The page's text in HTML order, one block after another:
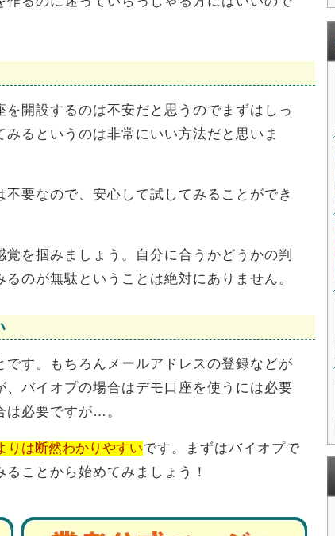
開設するのは不安だと思うのでまずはしっ
るというのは非常にいい方法だと思いま
要なので、安心して試してみることができ
を掴みましょう。自分に合うかどうかの判
のが無駄ということは絶対にありません。
す。もちろんメールアドレスの登録などが
バイオプの場合はデモ口座を使うには必要
は必要ですが…。
りは断然わかりやすいです。まずはバイオプで
ことから始めてみましょう！